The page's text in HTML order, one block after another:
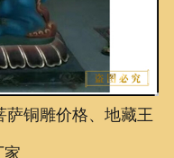
联系我们
萨铜雕价格、地藏王
家